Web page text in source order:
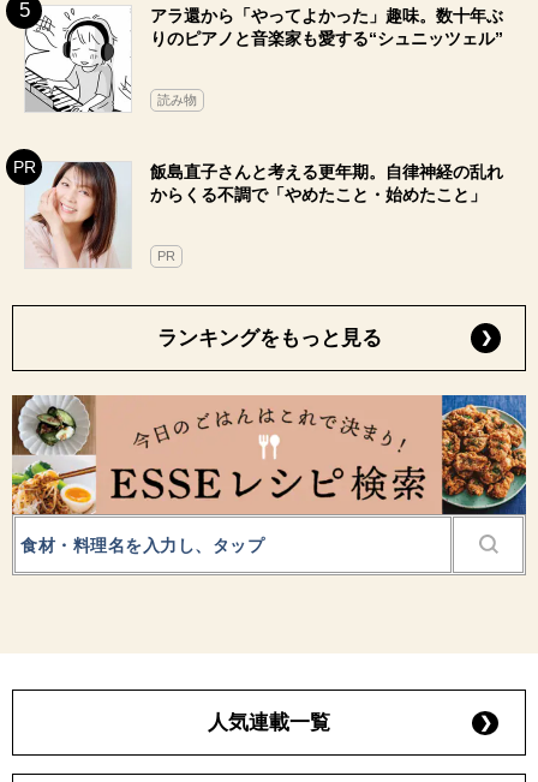
アラ還から「やってよかった」趣味。数十年ぶ
りのピアノと音楽家も愛する“シュニッツェル”
読み物
飯島直子さんと考える更年期。自律神経の乱れ
からくる不調で「やめたこと・始めたこと」
PR
ランキングをもっと見る
人気連載一覧